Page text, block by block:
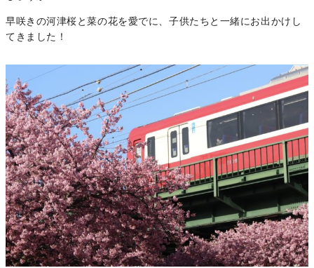
早咲きの河津桜と菜の花を愛でに、子供たちと一緒にお出かけし
てきました！